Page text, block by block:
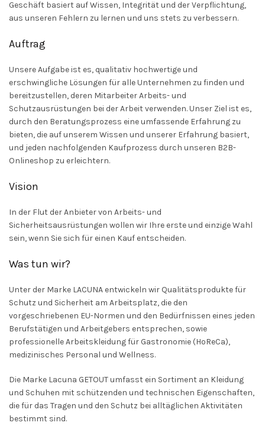
Geschäft basiert auf Wissen, Integrität und der Verpflichtung,
aus unseren Fehlern zu lernen und uns stets zu verbessern.
Auftrag
Unsere Aufgabe ist es, qualitativ hochwertige und
erschwingliche Lösungen für alle Unternehmen zu finden und
bereitzustellen, deren Mitarbeiter Arbeits- und
Schutzausrüstungen bei der Arbeit verwenden. Unser Ziel ist es,
durch den Beratungsprozess eine umfassende Erfahrung zu
bieten, die auf unserem Wissen und unserer Erfahrung basiert,
und jeden nachfolgenden Kaufprozess durch unseren B2B-
Onlineshop zu erleichtern.
Vision
In der Flut der Anbieter von Arbeits- und
Sicherheitsausrüstungen wollen wir Ihre erste und einzige Wahl
sein, wenn Sie sich für einen Kauf entscheiden.
Was tun wir?
Unter der Marke LACUNA entwickeln wir Qualitätsprodukte für
Schutz und Sicherheit am Arbeitsplatz, die den
vorgeschriebenen EU-Normen und den Bedürfnissen eines jeden
Berufstätigen und Arbeitgebers entsprechen, sowie
professionelle Arbeitskleidung für Gastronomie (HoReCa),
medizinisches Personal und Wellness.
Die Marke Lacuna GETOUT umfasst ein Sortiment an Kleidung
und Schuhen mit schützenden und technischen Eigenschaften,
die für das Tragen und den Schutz bei alltäglichen Aktivitäten
bestimmt sind.